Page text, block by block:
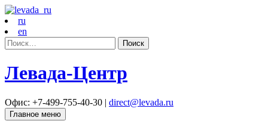
ru
en
Найти:
Левада-Центр
Офис: +7-499-755-40-30 | direct@levada.ru
Главное меню